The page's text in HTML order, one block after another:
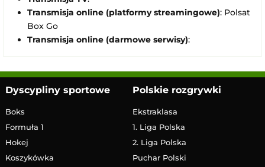
Transmisja online (platformy streamingowe): Polsat
Box Go
Transmisja online (darmowe serwisy):
Dyscypliny sportowe
Boks
Formuła 1
Hokej
Koszykówka
Polskie rozgrywki
Ekstraklasa
1. Liga Polska
2. Liga Polska
Puchar Polski